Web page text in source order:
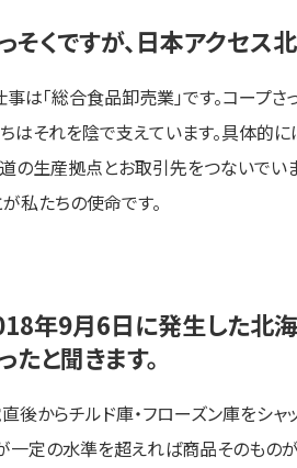
そくですが、日本アクセス
は「総合食品卸売業」です。コープ
はそれを陰で支えています。具体的
道の生産拠点とお取引先をつないで
私たちの使命です。
年9月6日に発生した北海
たと聞きます。
後からチルド庫・フローズン庫をシ
一定の水準を超えれば商品そのもの